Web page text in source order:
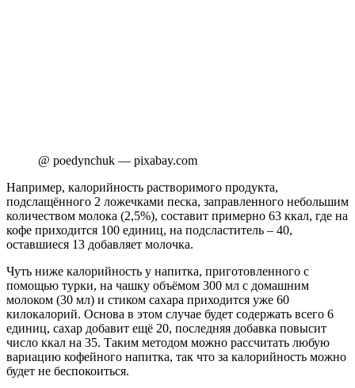
@ poedynchuk — pixabay.com
Например, калорийность растворимого продукта,
подслащённого 2 ложечками песка, заправленного небольшим
количеством молока (2,5%), составит примерно 63 ккал, где на
кофе приходится 100 единиц, на подсластитель – 40,
оставшиеся 13 добавляет молочка.
Чуть ниже калорийность у напитка, приготовленного с
помощью турки, на чашку объёмом 300 мл с домашним
молоком (30 мл) и стиком сахара приходится уже 60
килокалорий. Основа в этом случае будет содержать всего 6
единиц, сахар добавит ещё 20, последняя добавка повысит
число ккал на 35. Таким методом можно рассчитать любую
вариацию кофейного напитка, так что за калорийность можно
будет не беспокоиться.